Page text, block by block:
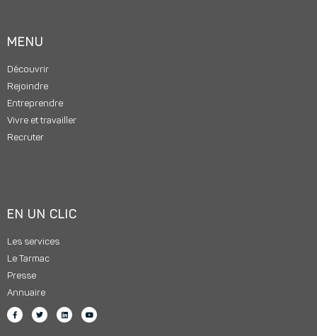
MENU
Découvrir
Rejoindre
Entreprendre
Vivre et travailler
Recruter
EN UN CLIC
Les services
Le Tarmac
Presse
Annuaire